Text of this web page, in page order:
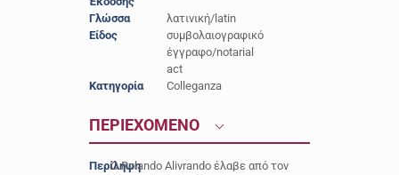
Γλώσσα
λατινική/latin
Είδος
συμβολαιογραφικό
έγγραφο/notarial
act
Κατηγορία
Colleganza
ΠΕΡΙΕΧΟΜΕΝΟ
Περίληψη
O Rolando Alivrando έλαβε από τον